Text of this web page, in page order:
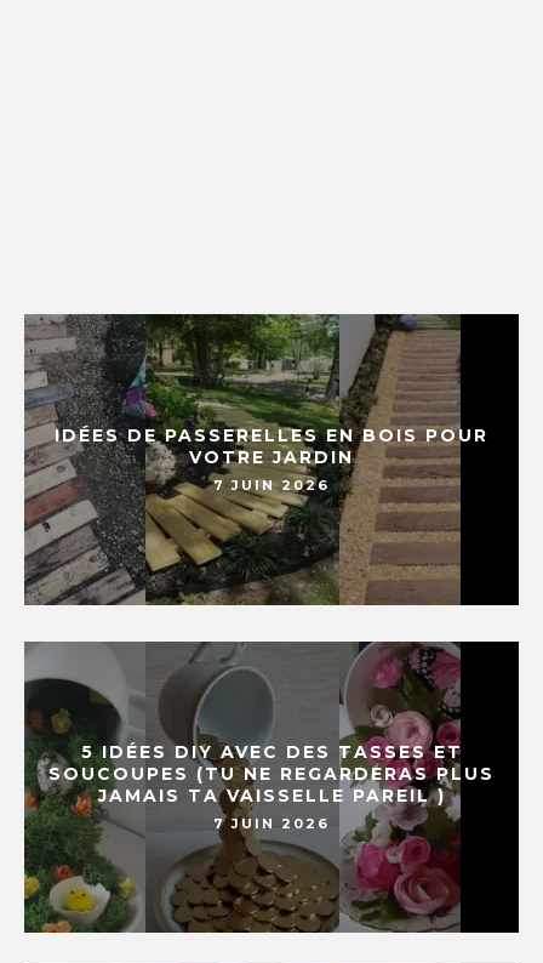
IDÉES DE PASSERELLES EN BOIS POUR
VOTRE JARDIN
7 JUIN 2026
5 IDÉES DIY AVEC DES TASSES ET
SOUCOUPES (TU NE REGARDERAS PLUS
JAMAIS TA VAISSELLE PAREIL )
7 JUIN 2026